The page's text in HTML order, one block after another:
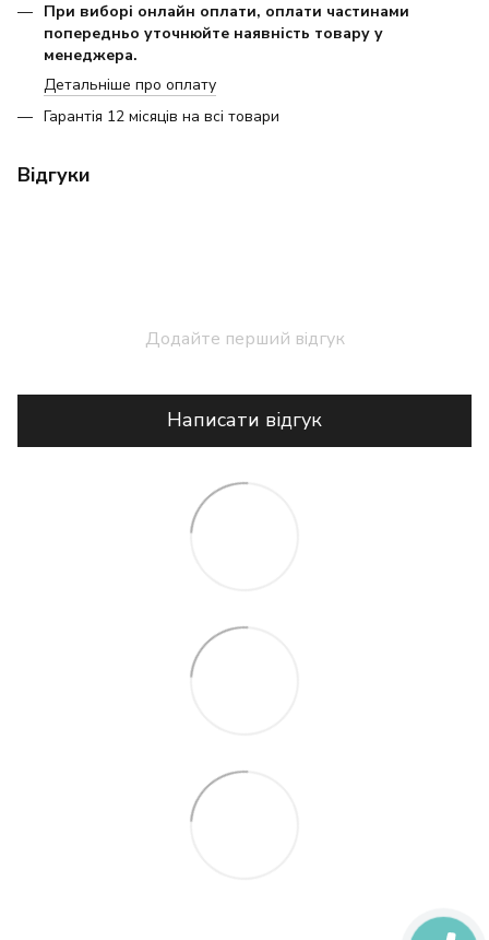
При виборі онлайн оплати, оплати частинами
попередньо уточнюйте наявність товару у
менеджера.
Детальніше про оплату
Гарантія 12 місяців на всі товари
Відгуки
Додайте перший відгук
Написати відгук